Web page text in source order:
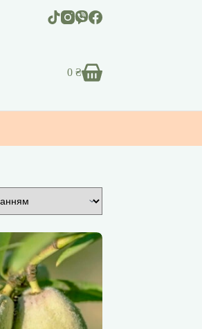
Кошик
0 ₴